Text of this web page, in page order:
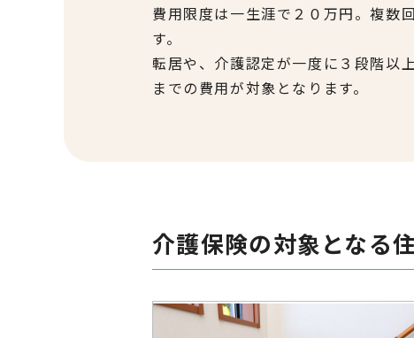
費用限度は一生涯で２０万円。複数
す。
転居や、介護認定が一度に３段階以
までの費用が対象となります。
介護保険の対象となる